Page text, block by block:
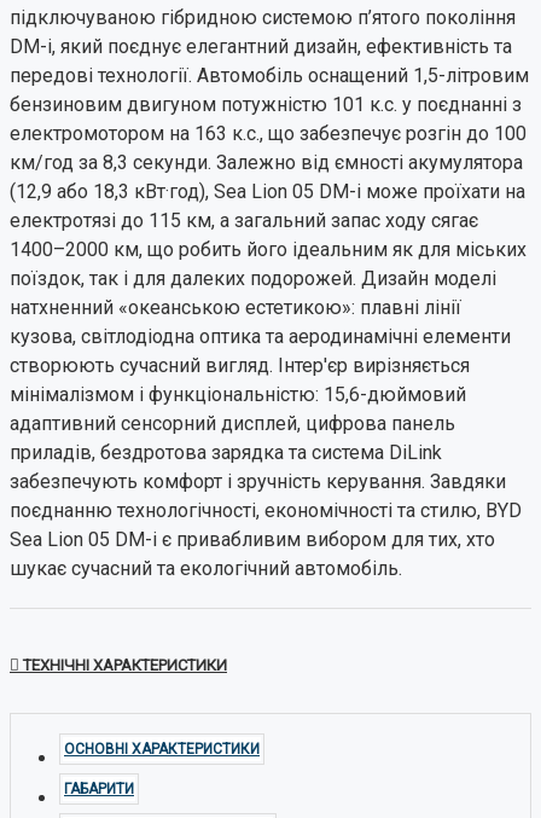
підключуваною гібридною системою п’ятого покоління
DM-i, який поєднує елегантний дизайн, ефективність та
передові технології. Автомобіль оснащений 1,5-літровим
бензиновим двигуном потужністю 101 к.с. у поєднанні з
електромотором на 163 к.с., що забезпечує розгін до 100
км/год за 8,3 секунди. Залежно від ємності акумулятора
(12,9 або 18,3 кВт·год), Sea Lion 05 DM-i може проїхати на
електротязі до 115 км, а загальний запас ходу сягає
1400–2000 км, що робить його ідеальним як для міських
поїздок, так і для далеких подорожей. Дизайн моделі
натхненний «океанською естетикою»: плавні лінії
кузова, світлодіодна оптика та аеродинамічні елементи
створюють сучасний вигляд. Інтер'єр вирізняється
мінімалізмом і функціональністю: 15,6-дюймовий
адаптивний сенсорний дисплей, цифрова панель
приладів, бездротова зарядка та система DiLink
забезпечують комфорт і зручність керування. Завдяки
поєднанню технологічності, економічності та стилю, BYD
Sea Lion 05 DM-i є привабливим вибором для тих, хто
шукає сучасний та екологічний автомобіль.
ТЕХНІЧНІ ХАРАКТЕРИСТИКИ
ОСНОВНІ ХАРАКТЕРИСТИКИ
ГАБАРИТИ